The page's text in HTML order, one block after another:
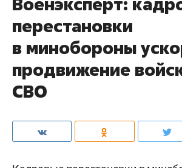
перестановки
в минобороны
продвижение
СВО